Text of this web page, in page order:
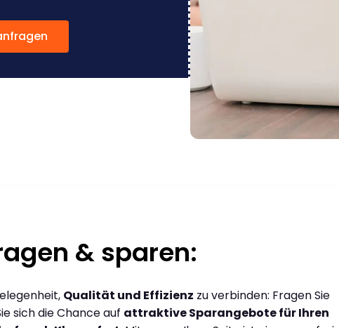
& sparen:
Qualität und Effizienz zu verbinden: Fragen Sie
sich die Chance auf attraktive Sparangebote für Ihren